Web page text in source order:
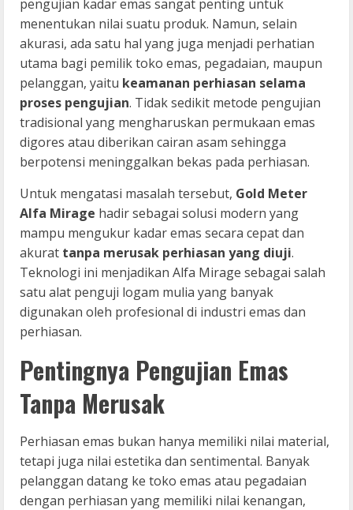
pengujian kadar emas sangat penting untuk
menentukan nilai suatu produk. Namun, selain
akurasi, ada satu hal yang juga menjadi perhatian
utama bagi pemilik toko emas, pegadaian, maupun
pelanggan, yaitu keamanan perhiasan selama
proses pengujian. Tidak sedikit metode pengujian
tradisional yang mengharuskan permukaan emas
digores atau diberikan cairan asam sehingga
berpotensi meninggalkan bekas pada perhiasan.
Untuk mengatasi masalah tersebut, Gold Meter
Alfa Mirage hadir sebagai solusi modern yang
mampu mengukur kadar emas secara cepat dan
akurat tanpa merusak perhiasan yang diuji.
Teknologi ini menjadikan Alfa Mirage sebagai salah
satu alat penguji logam mulia yang banyak
digunakan oleh profesional di industri emas dan
perhiasan.
Pentingnya Pengujian Emas
Tanpa Merusak
Perhiasan emas bukan hanya memiliki nilai material,
tetapi juga nilai estetika dan sentimental. Banyak
pelanggan datang ke toko emas atau pegadaian
dengan perhiasan yang memiliki nilai kenangan,